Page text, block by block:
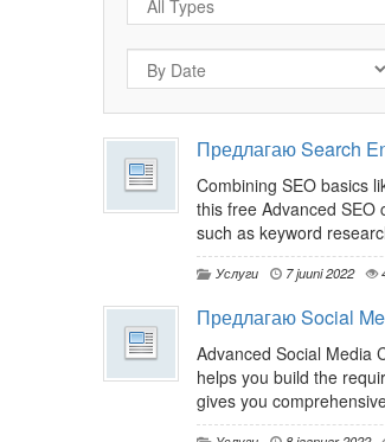
Предлагаю Search
Combining SEO basics
this free Advanced SEO
such as keyword
Услуги 7 juuni 2022
Предлагаю Social
Advanced Social Media
helps you build the
gives you